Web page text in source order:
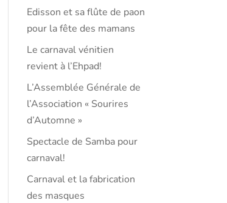
Edisson et sa flûte de paon
pour la fête des mamans
Le carnaval vénitien
revient à l’Ehpad!
L’Assemblée Générale de
l’Association « Sourires
d’Automne »
Spectacle de Samba pour
carnaval!
Carnaval et la fabrication
des masques